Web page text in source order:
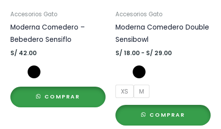
Accesorios Gato
Moderna Comedero –
Bebedero Sensiflo
S/ 42.00
COMPRAR
Accesorios Gato
Moderna Comedero Double
Sensibowl
S/ 18.00 - S/ 29.00Rango
XS M
COMPRAR